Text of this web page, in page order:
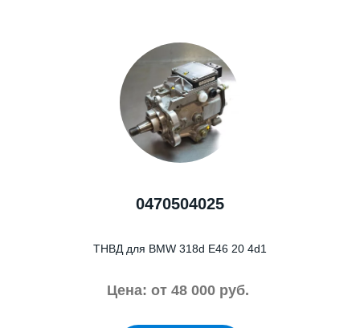
0470504025
ТНВД для BMW 318d E46 20 4d1
Цена: от 48 000 руб.